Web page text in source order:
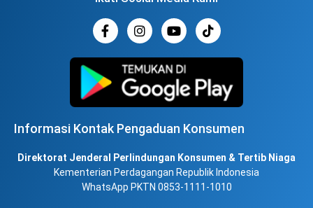
Informasi Kontak Pengaduan Konsumen
Direktorat Jenderal Perlindungan Konsumen & Tertib Niaga
Kementerian Perdagangan Republik Indonesia
WhatsApp PKTN 0853-1111-1010